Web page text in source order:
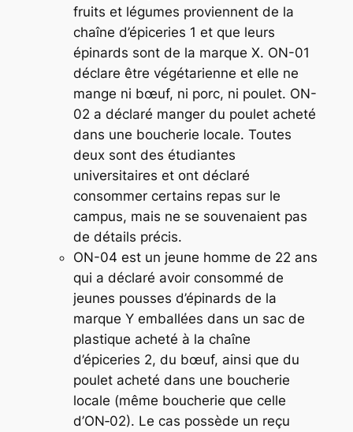
fruits et légumes proviennent de la
chaîne d’épiceries 1 et que leurs
épinards sont de la marque X. ON-01
déclare être végétarienne et elle ne
mange ni bœuf, ni porc, ni poulet. ON-
02 a déclaré manger du poulet acheté
dans une boucherie locale. Toutes
deux sont des étudiantes
universitaires et ont déclaré
consommer certains repas sur le
campus, mais ne se souvenaient pas
de détails précis.
ON-04 est un jeune homme de 22 ans
qui a déclaré avoir consommé de
jeunes pousses d’épinards de la
marque Y emballées dans un sac de
plastique acheté à la chaîne
d’épiceries 2, du bœuf, ainsi que du
poulet acheté dans une boucherie
locale (même boucherie que celle
d’ON‑02). Le cas possède un reçu